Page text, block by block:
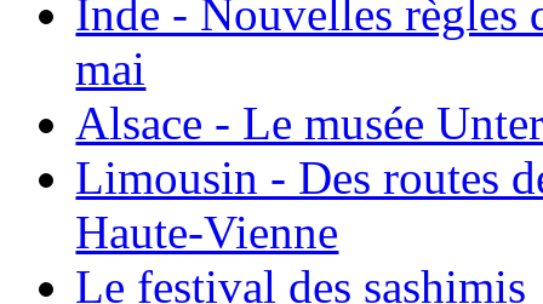
Inde - Nouvelles règles
mai
Alsace - Le musée
Limousin - Des routes
Haute-Vienne
Le festival des sashimis